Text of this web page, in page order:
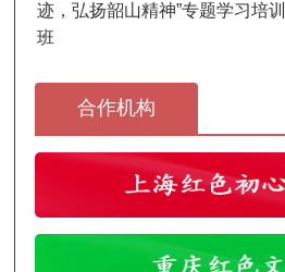
迹，弘扬韶山精神”专题学习培训
班
合作机构